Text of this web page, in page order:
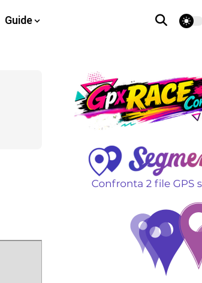
Guide theme